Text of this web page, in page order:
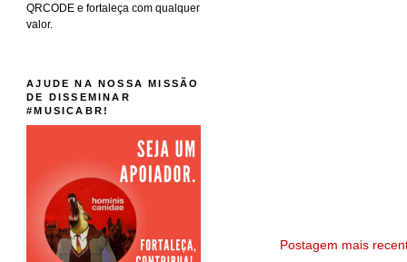
Postagem mais
QRCODE e fortaleça com qualquer
valor.
AJUDE NA NOSSA MISSÃO
DE DISSEMINAR
#MUSICABR!